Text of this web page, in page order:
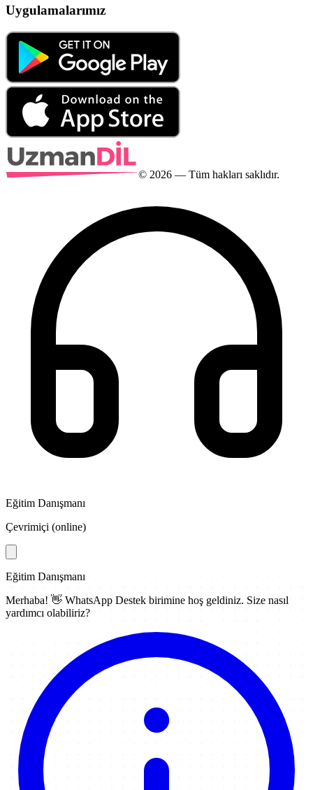
Uygulamalarımız
© 2026 — Tüm hakları saklıdır.
Eğitim Danışmanı
Çevrimiçi (online)
Eğitim Danışmanı
Merhaba! 👋 WhatsApp Destek birimine hoş geldiniz. Size nasıl
yardımcı olabiliriz?